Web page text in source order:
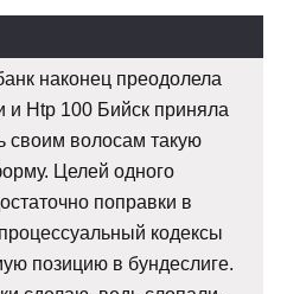
наконец преодолела
и Htp 100 Бийск приняла
своим волосам такую
Целей одного
поправки в
кодексы
позицию в бундеслиге.